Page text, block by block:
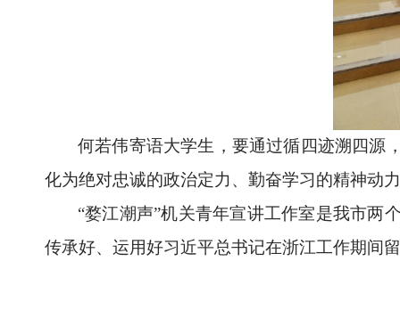
何若伟寄语大学生，要通过循四迹溯四源
化为绝对忠诚的政治定力、勤奋学习的精神动
“婺江潮声”机关青年宣讲工作室是我市两
传承好、运用好习近平总书记在浙江工作期间